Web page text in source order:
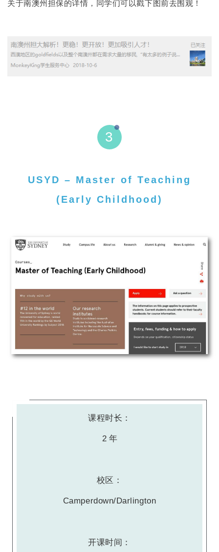
关于南澳州担保的详情，同学们可以戳下图前去围观！
3
USYD – Master of Teaching
(Early Childhood)
课程时长：
2 年
校区：
Camperdown/Darlington
开课时间：